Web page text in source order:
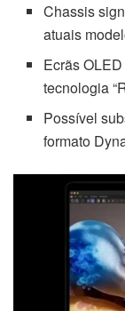
Chassis
atuais
Ecrãs
tecnologia
Possível
formato